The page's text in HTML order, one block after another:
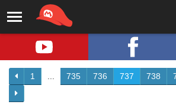
1 735 736 737 738